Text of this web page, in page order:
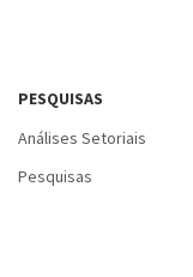
PESQUISAS
Análises Setoriais
Pesquisas